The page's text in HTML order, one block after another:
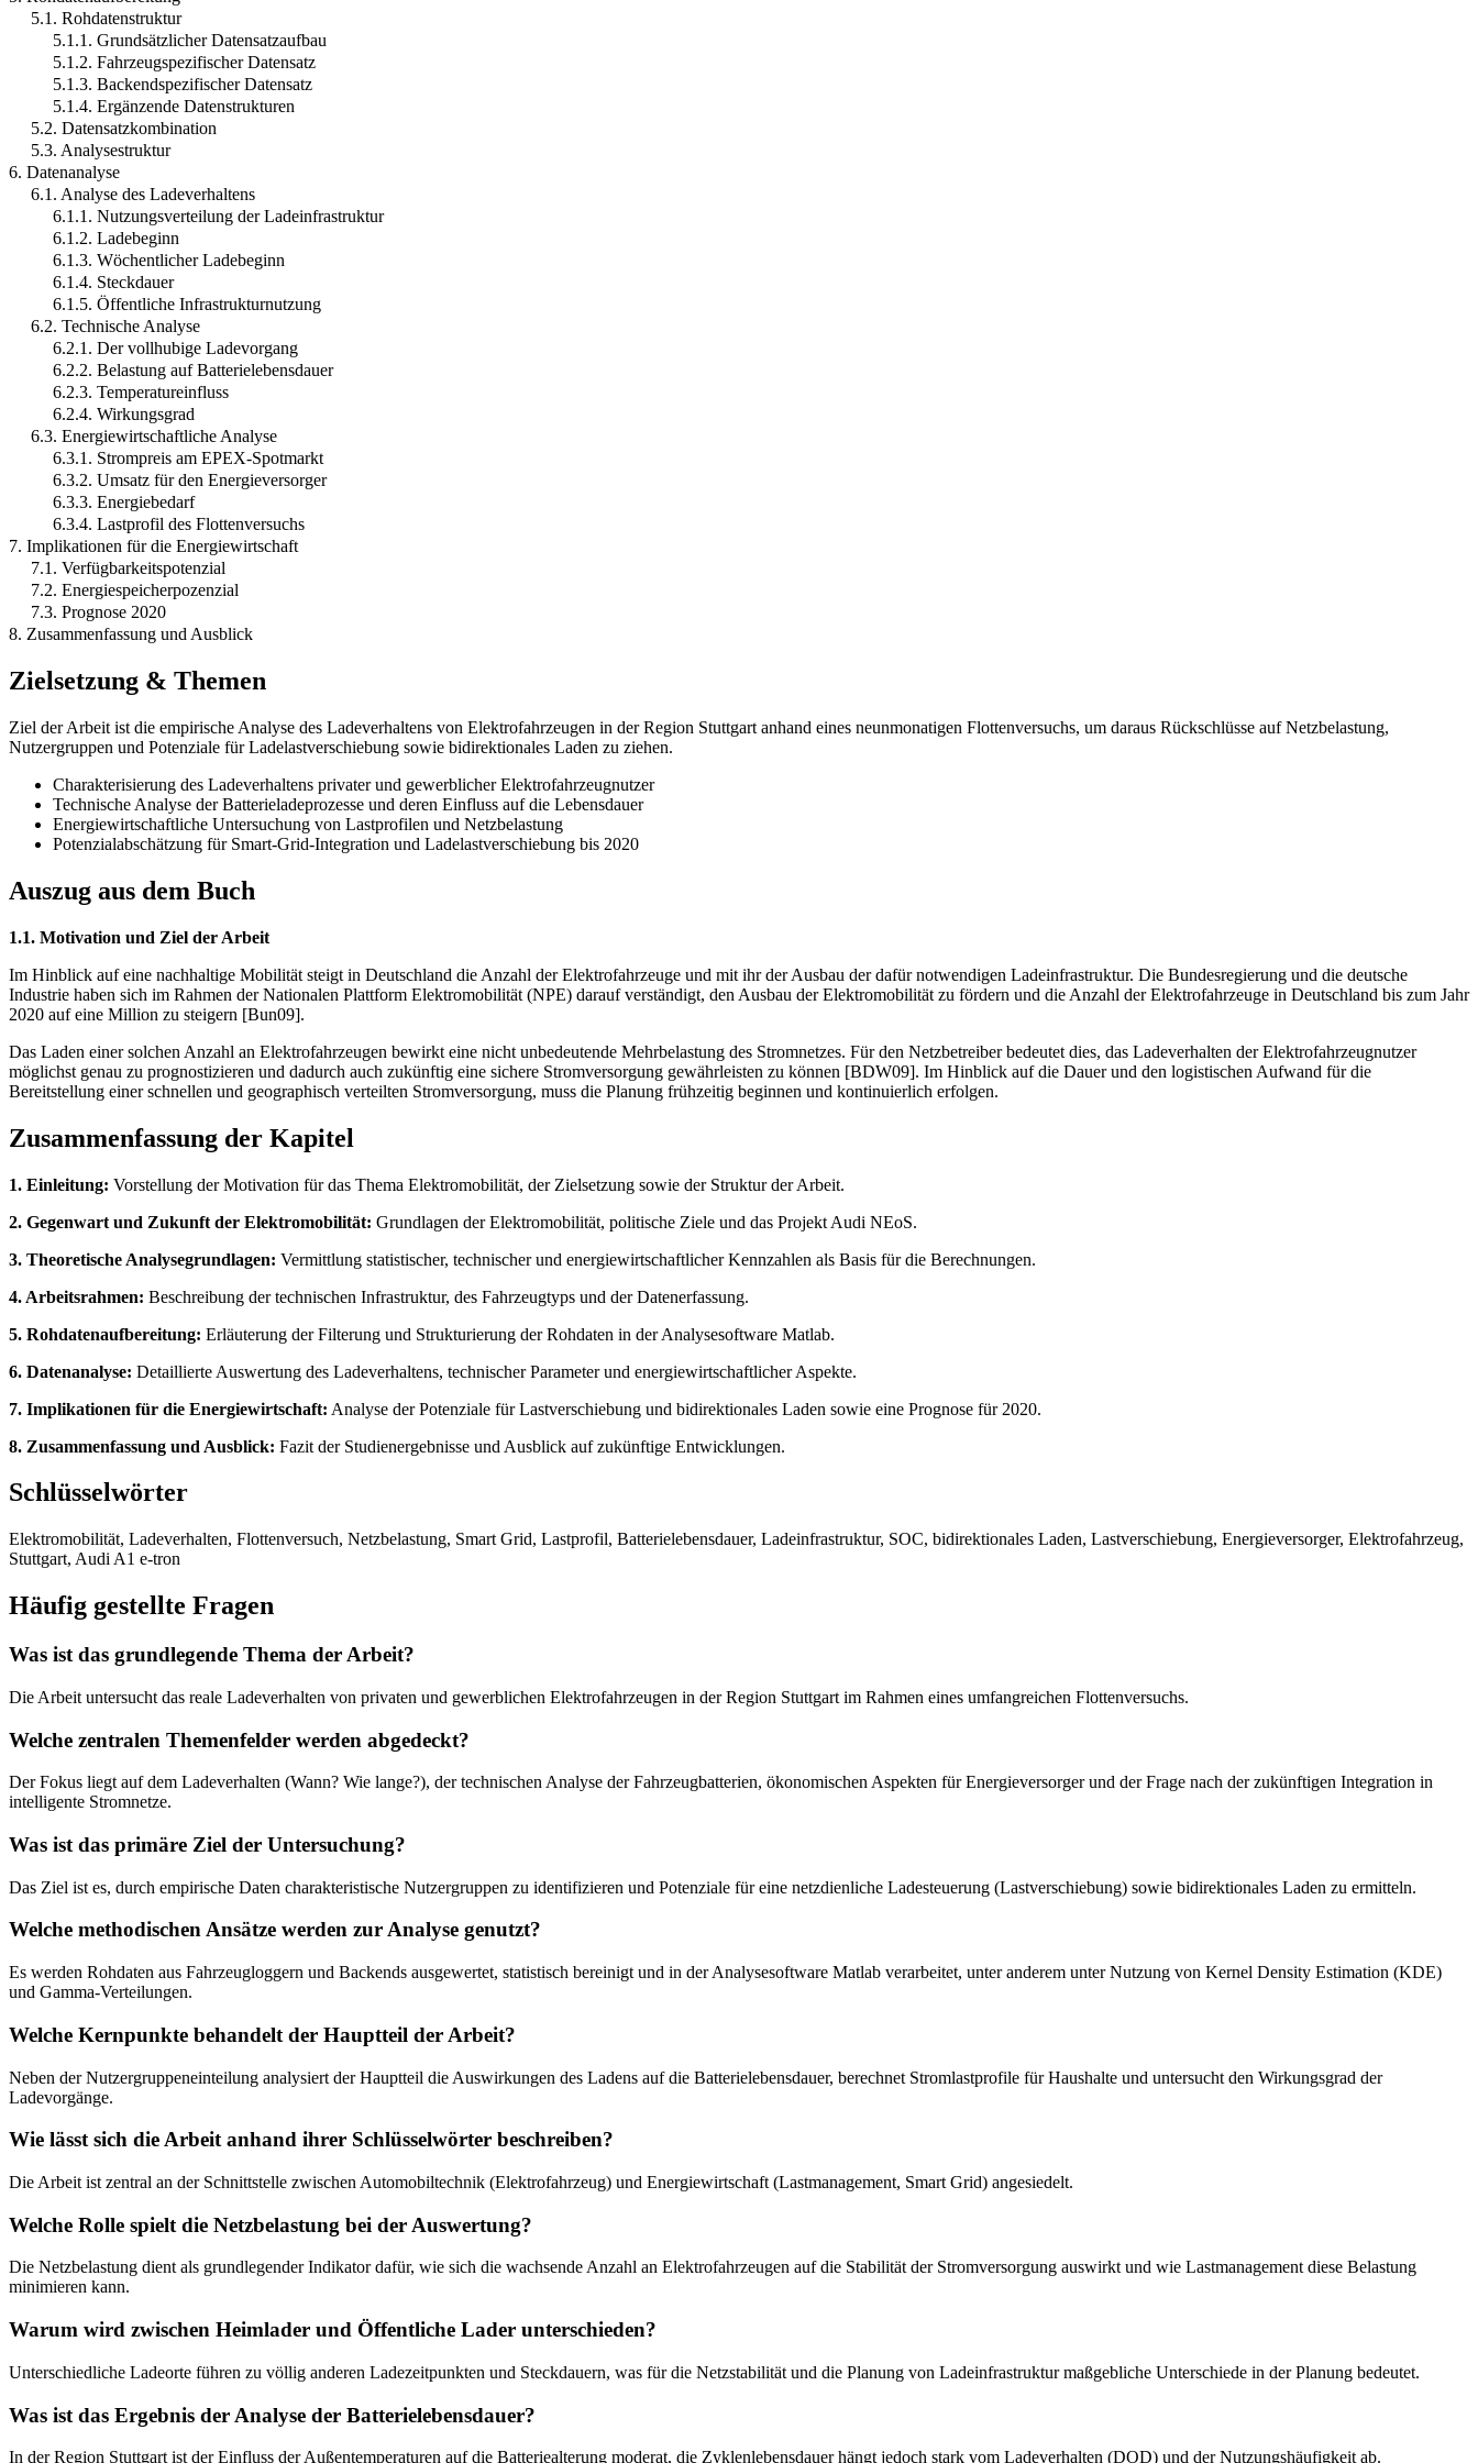
5.1. Rohdatenstruktur
5.1.1. Grundsätzlicher Datensatzaufbau
5.1.2. Fahrzeugspezifischer Datensatz
5.1.3. Backendspezifischer Datensatz
5.1.4. Ergänzende Datenstrukturen
5.2. Datensatzkombination
5.3. Analysestruktur
6. Datenanalyse
6.1. Analyse des Ladeverhaltens
6.1.1. Nutzungsverteilung der Ladeinfrastruktur
6.1.2. Ladebeginn
6.1.3. Wöchentlicher Ladebeginn
6.1.4. Steckdauer
6.1.5. Öffentliche Infrastrukturnutzung
6.2. Technische Analyse
6.2.1. Der vollhubige Ladevorgang
6.2.2. Belastung auf Batterielebensdauer
6.2.3. Temperatureinfluss
6.2.4. Wirkungsgrad
6.3. Energiewirtschaftliche Analyse
6.3.1. Strompreis am EPEX-Spotmarkt
6.3.2. Umsatz für den Energieversorger
6.3.3. Energiebedarf
6.3.4. Lastprofil des Flottenversuchs
7. Implikationen für die Energiewirtschaft
7.1. Verfügbarkeitspotenzial
7.2. Energiespeicherpozenzial
7.3. Prognose 2020
8. Zusammenfassung und Ausblick
Zielsetzung & Themen
Ziel der Arbeit ist die empirische Analyse des Ladeverhaltens von Elektrofahrzeugen in der Region Stuttgart anhand eines neunmonatigen Flottenversuchs, um daraus Rückschlüsse auf Netzbelastung,
Nutzergruppen und Potenziale für Ladelastverschiebung sowie bidirektionales Laden zu ziehen.
Charakterisierung des Ladeverhaltens privater und gewerblicher Elektrofahrzeugnutzer
Technische Analyse der Batterieladeprozesse und deren Einfluss auf die Lebensdauer
Energiewirtschaftliche Untersuchung von Lastprofilen und Netzbelastung
Potenzialabschätzung für Smart-Grid-Integration und Ladelastverschiebung bis 2020
Auszug aus dem Buch
1.1. Motivation und Ziel der Arbeit
Im Hinblick auf eine nachhaltige Mobilität steigt in Deutschland die Anzahl der Elektrofahrzeuge und mit ihr der Ausbau der dafür notwendigen Ladeinfrastruktur. Die Bundesregierung und die deutsche
Industrie haben sich im Rahmen der Nationalen Plattform Elektromobilität (NPE) darauf verständigt, den Ausbau der Elektromobilität zu fördern und die Anzahl der Elektrofahrzeuge in Deutschland bis zum Jahr
2020 auf eine Million zu steigern [Bun09].
Das Laden einer solchen Anzahl an Elektrofahrzeugen bewirkt eine nicht unbedeutende Mehrbelastung des Stromnetzes. Für den Netzbetreiber bedeutet dies, das Ladeverhalten der Elektrofahrzeugnutzer
möglichst genau zu prognostizieren und dadurch auch zukünftig eine sichere Stromversorgung gewährleisten zu können [BDW09]. Im Hinblick auf die Dauer und den logistischen Aufwand für die
Bereitstellung einer schnellen und geographisch verteilten Stromversorgung, muss die Planung frühzeitig beginnen und kontinuierlich erfolgen.
Zusammenfassung der Kapitel
1. Einleitung: Vorstellung der Motivation für das Thema Elektromobilität, der Zielsetzung sowie der Struktur der Arbeit.
2. Gegenwart und Zukunft der Elektromobilität: Grundlagen der Elektromobilität, politische Ziele und das Projekt Audi NEoS.
3. Theoretische Analysegrundlagen: Vermittlung statistischer, technischer und energiewirtschaftlicher Kennzahlen als Basis für die Berechnungen.
4. Arbeitsrahmen: Beschreibung der technischen Infrastruktur, des Fahrzeugtyps und der Datenerfassung.
5. Rohdatenaufbereitung: Erläuterung der Filterung und Strukturierung der Rohdaten in der Analysesoftware Matlab.
6. Datenanalyse: Detaillierte Auswertung des Ladeverhaltens, technischer Parameter und energiewirtschaftlicher Aspekte.
7. Implikationen für die Energiewirtschaft: Analyse der Potenziale für Lastverschiebung und bidirektionales Laden sowie eine Prognose für 2020.
8. Zusammenfassung und Ausblick: Fazit der Studienergebnisse und Ausblick auf zukünftige Entwicklungen.
Schlüsselwörter
Elektromobilität, Ladeverhalten, Flottenversuch, Netzbelastung, Smart Grid, Lastprofil, Batterielebensdauer, Ladeinfrastruktur, SOC, bidirektionales Laden, Lastverschiebung, Energieversorger, Elektrofahrzeug,
Stuttgart, Audi A1 e-tron
Häufig gestellte Fragen
Was ist das grundlegende Thema der Arbeit?
Die Arbeit untersucht das reale Ladeverhalten von privaten und gewerblichen Elektrofahrzeugen in der Region Stuttgart im Rahmen eines umfangreichen Flottenversuchs.
Welche zentralen Themenfelder werden abgedeckt?
Der Fokus liegt auf dem Ladeverhalten (Wann? Wie lange?), der technischen Analyse der Fahrzeugbatterien, ökonomischen Aspekten für Energieversorger und der Frage nach der zukünftigen Integration in
intelligente Stromnetze.
Was ist das primäre Ziel der Untersuchung?
Das Ziel ist es, durch empirische Daten charakteristische Nutzergruppen zu identifizieren und Potenziale für eine netzdienliche Ladesteuerung (Lastverschiebung) sowie bidirektionales Laden zu ermitteln.
Welche methodischen Ansätze werden zur Analyse genutzt?
Es werden Rohdaten aus Fahrzeugloggern und Backends ausgewertet, statistisch bereinigt und in der Analysesoftware Matlab verarbeitet, unter anderem unter Nutzung von Kernel Density Estimation (KDE)
und Gamma-Verteilungen.
Welche Kernpunkte behandelt der Hauptteil der Arbeit?
Neben der Nutzergruppeneinteilung analysiert der Hauptteil die Auswirkungen des Ladens auf die Batterielebensdauer, berechnet Stromlastprofile für Haushalte und untersucht den Wirkungsgrad der
Ladevorgänge.
Wie lässt sich die Arbeit anhand ihrer Schlüsselwörter beschreiben?
Die Arbeit ist zentral an der Schnittstelle zwischen Automobiltechnik (Elektrofahrzeug) und Energiewirtschaft (Lastmanagement, Smart Grid) angesiedelt.
Welche Rolle spielt die Netzbelastung bei der Auswertung?
Die Netzbelastung dient als grundlegender Indikator dafür, wie sich die wachsende Anzahl an Elektrofahrzeugen auf die Stabilität der Stromversorgung auswirkt und wie Lastmanagement diese Belastung
minimieren kann.
Warum wird zwischen Heimlader und Öffentliche Lader unterschieden?
Unterschiedliche Ladeorte führen zu völlig anderen Ladezeitpunkten und Steckdauern, was für die Netzstabilität und die Planung von Ladeinfrastruktur maßgebliche Unterschiede in der Planung bedeutet.
Was ist das Ergebnis der Analyse der Batterielebensdauer?
In der Region Stuttgart ist der Einfluss der Außentemperaturen auf die Batteriealterung moderat, die Zyklenlebensdauer hängt jedoch stark vom Ladeverhalten (DOD) und der Nutzungshäufigkeit ab.